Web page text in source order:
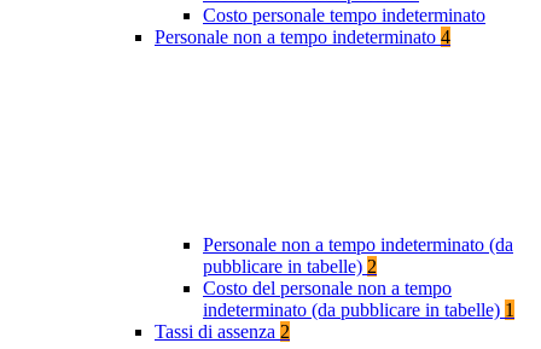
Costo personale tempo indeterminato
Personale non a tempo indeterminato 4
Personale non a tempo indeterminato (da
pubblicare in tabelle) 2
Costo del personale non a tempo
indeterminato (da pubblicare in tabelle) 1
Tassi di assenza 2